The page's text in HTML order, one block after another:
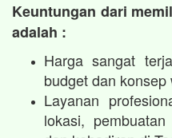
Keuntungan dari
adalah :
Harga sangat
budget dan
Layanan
lokasi,